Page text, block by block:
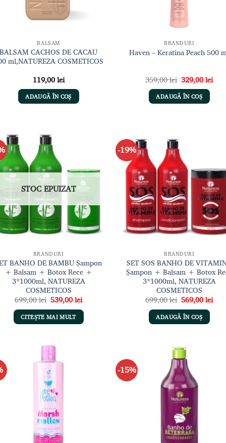
BALSAM
BALSAM CACHOS DE CACAU
ml,NATUREZA COSMETICOS
119,00lei
ADAUGĂ ÎN COȘ
BRANDURI
Haven – Keratina Peach 500
359,00lei Prețul
inițial
a
fost:
359,00 lei.
329,00leiPrețul
ADAUGĂ ÎN COȘ
dorințe
STOC EPUIZAT
BRANDURI
BANHO DE BAMBU Șampon
+ Balsam + Botox Rece +
3*1000ml, NATUREZA
COSMETICOS
699,00lei Prețul
inițial
a
fost:
699,00 lei.
539,00leiPrețul
curent
este:
539,00 lei.
CITEȘTE MAI MULT
-19%
BRANDURI
SET SOS BANHO DE
Șampon + Balsam + Botox
3*1000ml, NATUREZA
COSMETICOS
699,00lei Prețul
inițial
a
fost:
699,00 lei.
569,00leiPrețul
ADAUGĂ ÎN COȘ
-15%